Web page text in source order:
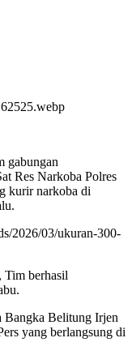
gabungan
Res Narkoba Polres
kurir narkoba di
Tim berhasil
Bangka Belitung Irjen
yang berlangsung di